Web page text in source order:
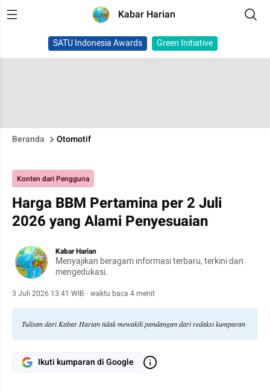
Kabar Harian
SATU Indonesia Awards Green Initiative
Beranda Otomotif
Konten dari Pengguna
Harga BBM Pertamina per 2 Juli
2026 yang Alami Penyesuaian
Kabar Harian
Menyajikan beragam informasi terbaru, terkini dan
mengedukasi.
3 Juli 2026 13:41 WIB · waktu baca 4 menit
Tulisan dari Kabar Harian tidak mewakili pandangan dari redaksi kumparan
Ikuti kumparan di Google